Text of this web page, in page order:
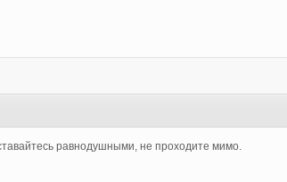
равнодушными, не проходите мимо.